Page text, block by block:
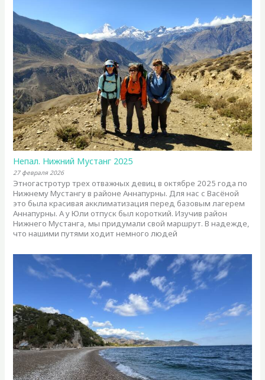
Непал. Нижний Мустанг 2025
27 февраля 2026
Этногастротур трех отважных девиц в октябре 2025 года по
Нижнему Мустангу в районе Аннапурны. Для нас с Васёной
это была красивая акклиматизация перед базовым лагерем
Аннапурны. А у Юли отпуск был короткий. Изучив район
Нижнего Мустанга, мы придумали свой маршрут. В надежде,
что нашими путями ходит немного людей